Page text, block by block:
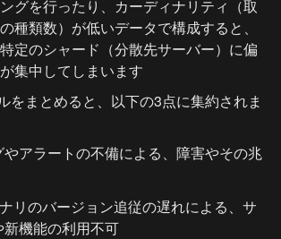
グを行ったり、カーディナリティ（取
種類数）が低いデータで構成すると、
定のシャード（分散先サーバー）に偏
集中してしまいます
をまとめると、以下の3点に集約されま
アラートの不備による、障害やその兆
リのバージョン追従の遅れによる、サ
機能の利用不可